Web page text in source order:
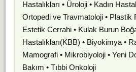
Hastalıkları • Üroloji • Kadın
Ortopedi ve Travmatoloji • Plastik
Estetik Cerrahi • Kulak Burun
Hastalıkları(KBB) • Biyokimya •
Mamografi • Mikrobiyoloji • Yeni
Bakım • Tıbbi Onkoloji